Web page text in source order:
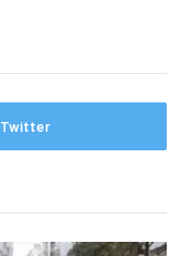
Twitter